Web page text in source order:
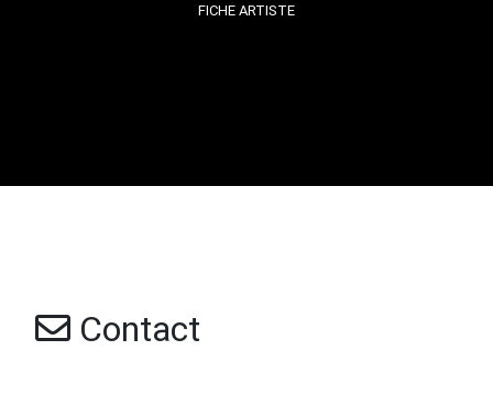
FICHE ARTISTE
Contact